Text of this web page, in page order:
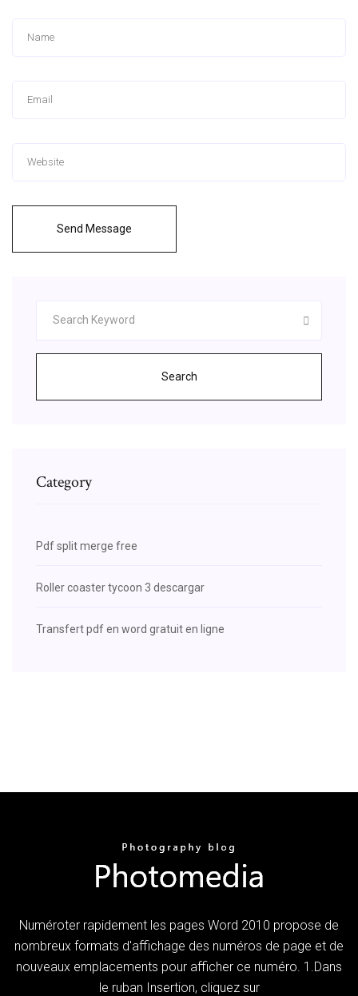
Send Message
Search
Category
Pdf split merge free
Roller coaster tycoon 3 descargar
Transfert pdf en word gratuit en ligne
Numéroter rapidement les pages Word 2010 propose de
nombreux formats d'affichage des numéros de page et de
nouveaux emplacements pour afficher ce numéro. 1.Dans
le ruban Insertion, cliquez sur